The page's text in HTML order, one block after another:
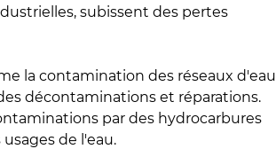
subissent des pertes
la contamination des réseaux d'eau
décontaminations et réparations.
par des hydrocarbures
de l'eau.